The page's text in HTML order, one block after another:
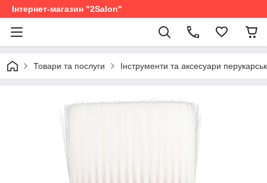
Інтернет-магазин "2Salon"
Товари та послуги Інструменти та аксесуари